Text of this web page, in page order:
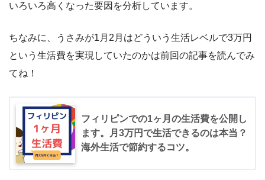
いろいろ高くなった要因を分析しています。
ちなみに、うさみが1月2月はどういう生活レベルで3万円
という生活費を実現していたのかは前回の記事を読んでみ
てね！
フィリピンでの1ヶ月の生活費を公開し
ます。月3万円で生活できるのは本当？
海外生活で節約するコツ。